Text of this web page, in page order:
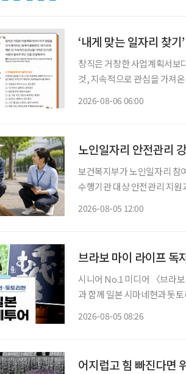
‘내게 맞는 일자리 찾
창직은 거창한 사업계획서보
것, 지속적으로 관심을 가져온 것,
2026-08-06 06:00
노인일자리 안전관리
보건복지부가 노인일자리 참
수행기관 대상 안전관리 지
2026-08-05 12:00
브라보 마이 라이프 독
시니어 No.1 미디어 〈브라
과 함께 일본 시마네현과 돗
2026-08-05 08:26
어지럽고 힘 빠진다면